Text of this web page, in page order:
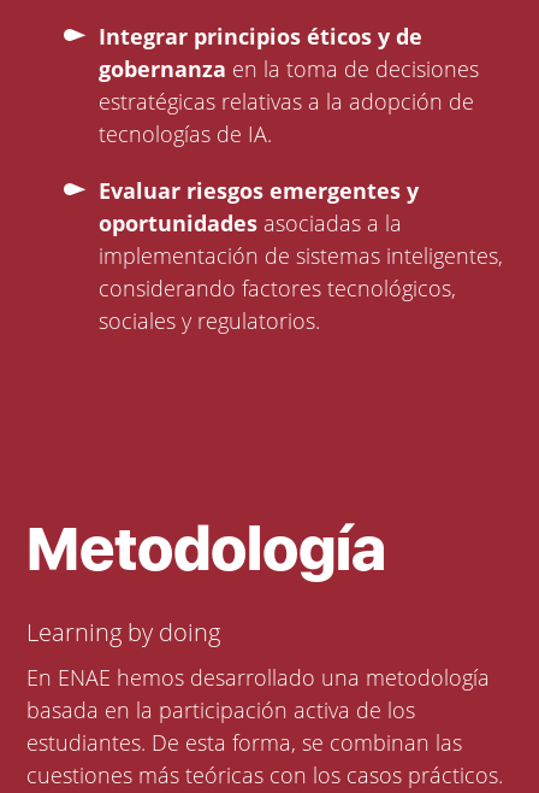
Integrar principios éticos y de
gobernanza en la toma de decisiones
estratégicas relativas a la adopción de
tecnologías de IA.
Evaluar riesgos emergentes y
oportunidades asociadas a la
implementación de sistemas inteligentes,
considerando factores tecnológicos,
sociales y regulatorios.
Metodología
Learning by doing
En ENAE hemos desarrollado una metodología
basada en la participación activa de los
estudiantes. De esta forma, se combinan las
cuestiones más teóricas con los casos prácticos.